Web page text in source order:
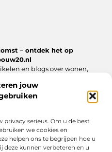
jouw
privacy serieus. Om u de best
we cookies en
helpen ons te begrijpen hoe u
deze kunnen verbeteren en u
– ontdek het op
en blogs over wonen,